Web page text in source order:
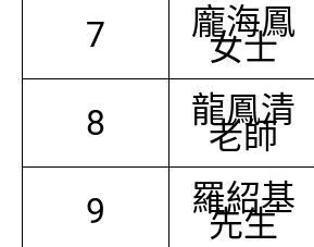
7 龐海鳳
女士
8 龍鳳清
老師
9 羅紹基
先生